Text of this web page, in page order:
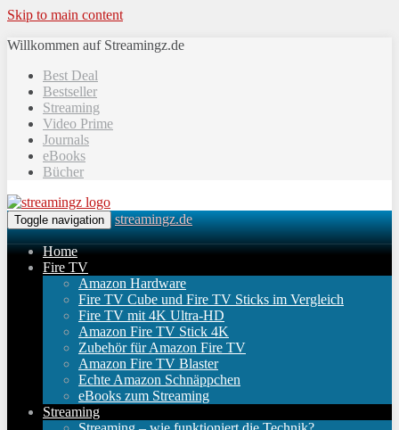
Skip to main content
Willkommen auf Streamingz.de
Best Deal
Bestseller
Streaming
Video Prime
Journals
eBooks
Bücher
Toggle navigation streamingz.de
Home
Fire TV
Amazon Hardware
Fire TV Cube und Fire TV Sticks im Vergleich
Fire TV mit 4K Ultra-HD
Amazon Fire TV Stick 4K
Zubehör für Amazon Fire TV
Amazon Fire TV Blaster
Echte Amazon Schnäppchen
eBooks zum Streaming
Streaming